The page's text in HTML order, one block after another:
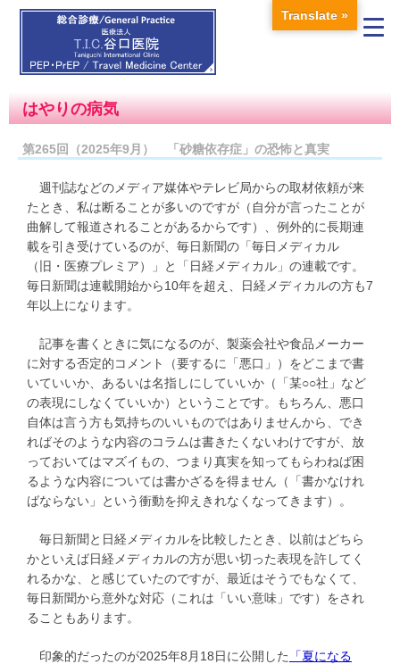
はやりの病気
第265回（2025年9月） 「砂糖依存症」の恐怖と真実
週刊誌などのメディア媒体やテレビ局からの取材依頼が来
たとき、私は断ることが多いのですが（自分が言ったことが
曲解して報道されることがあるからです）、例外的に長期連
載を引き受けているのが、毎日新聞の「毎日メディカル
（旧・医療プレミア）」と「日経メディカル」の連載です。
毎日新聞は連載開始から10年を超え、日経メディカルの方も7
年以上になります。
記事を書くときに気になるのが、製薬会社や食品メーカー
に対する否定的コメント（要するに「悪口」）をどこまで書
いていいか、あるいは名指しにしていいか（「某○○社」など
の表現にしなくていいか）ということです。もちろん、悪口
自体は言う方も気持ちのいいものではありませんから、でき
ればそのような内容のコラムは書きたくないわけですが、放
っておいてはマズイもの、つまり真実を知ってもらわねば困
るような内容については書かざるを得ません（「書かなけれ
ばならない」という衝動を抑えきれなくなってきます）。
毎日新聞と日経メディカルを比較したとき、以前はどちら
かといえば日経メディカルの方が思い切った表現を許してく
れるかな、と感じていたのですが、最近はそうでもなくて、
毎日新聞から意外な対応（これは「いい意味」です）をされ
ることもあります。
印象的だったのが2025年8月18日に公開した
「夏になる
Translate »